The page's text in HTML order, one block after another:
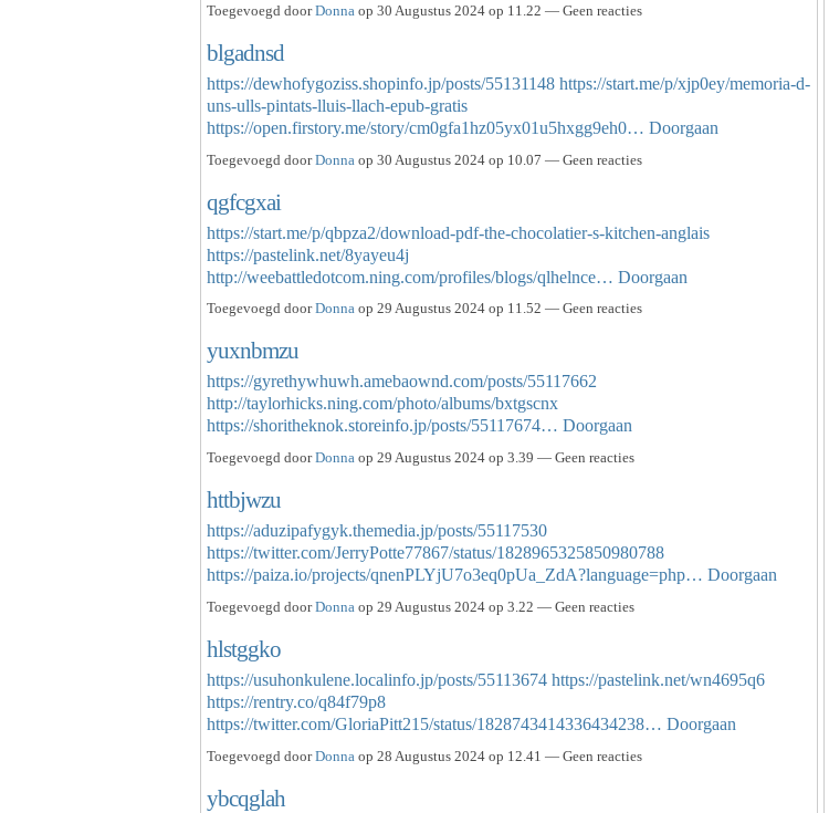
Toegevoegd doorDonna op 30 Augustus 2024 op 11.22 — Geen reacties
blgadnsd
https://dewhofygoziss.shopinfo.jp/posts/55131148 https://start.me/p/xjp0ey/memoria-d-
uns-ulls-pintats-lluis-llach-epub-gratis
https://open.firstory.me/story/cm0gfa1hz05yx01u5hxgg9eh0… Doorgaan
Toegevoegd doorDonna op 30 Augustus 2024 op 10.07 — Geen reacties
qgfcgxai
https://start.me/p/qbpza2/download-pdf-the-chocolatier-s-kitchen-anglais
https://pastelink.net/8yayeu4j
http://weebattledotcom.ning.com/profiles/blogs/qlhelnce… Doorgaan
Toegevoegd doorDonna op 29 Augustus 2024 op 11.52 — Geen reacties
yuxnbmzu
https://gyrethywhuwh.amebaownd.com/posts/55117662
http://taylorhicks.ning.com/photo/albums/bxtgscnx
https://shoritheknok.storeinfo.jp/posts/55117674… Doorgaan
Toegevoegd doorDonna op 29 Augustus 2024 op 3.39 — Geen reacties
httbjwzu
https://aduzipafygyk.themedia.jp/posts/55117530
https://twitter.com/JerryPotte77867/status/1828965325850980788
https://paiza.io/projects/qnenPLYjU7o3eq0pUa_ZdA?language=php… Doorgaan
Toegevoegd doorDonna op 29 Augustus 2024 op 3.22 — Geen reacties
hlstggko
https://usuhonkulene.localinfo.jp/posts/55113674 https://pastelink.net/wn4695q6
https://rentry.co/q84f79p8
https://twitter.com/GloriaPitt215/status/1828743414336434238… Doorgaan
Toegevoegd doorDonna op 28 Augustus 2024 op 12.41 — Geen reacties
ybcqglah